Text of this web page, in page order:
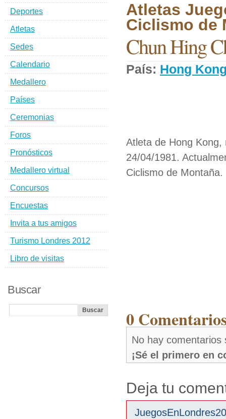
Atletas
Ciclismo de
Chun Hing
País: Hong
Atleta de Hong
24/04/1981.
Ciclismo de Montaña.
0
No hay comentarios
¡Sé el primero en
Deja tu
Deportes
Atletas
Sedes
Calendario
Medallero
Países
Ceremonias
Foros
Pronósticos
Medallero virtual
Concursos
Encuestas
Invita a tus amigos
Turismo Londres 2012
Libro de visitas
Buscar